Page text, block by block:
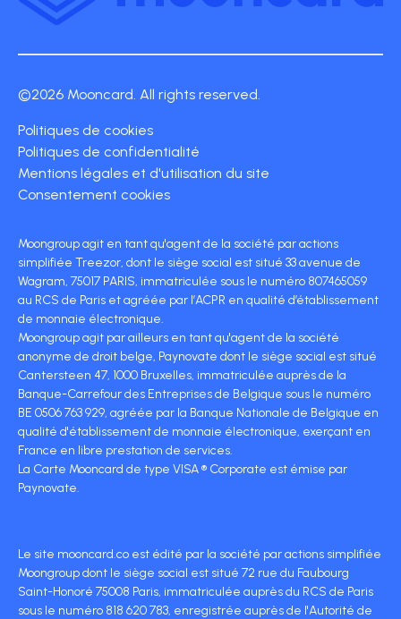
©2026 Mooncard. All rights reserved.
Politiques de cookies
Politiques de confidentialité
Mentions légales et d'utilisation du site
Consentement cookies
Moongroup agit en tant qu'agent de la société par actions
simplifiée Treezor, dont le siège social est situé 33 avenue de
Wagram, 75017 PARIS, immatriculée sous le numéro 807465059
au RCS de Paris et agréée par l’ACPR en qualité d’établissement
de monnaie électronique.
Moongroup agit par ailleurs en tant qu'agent de la société
anonyme de droit belge, Paynovate dont le siège social est situé
Cantersteen 47, 1000 Bruxelles, immatriculée auprès de la
Banque-Carrefour des Entreprises de Belgique sous le numéro
BE 0506 763 929, agréée par la Banque Nationale de Belgique en
qualité d'établissement de monnaie électronique, exerçant en
France en libre prestation de services.
La Carte Mooncard de type VISA ® Corporate est émise par
Paynovate.
Le site mooncard.co est édité par la société par actions simplifiée
Moongroup dont le siège social est situé 72 rue du Faubourg
Saint-Honoré 75008 Paris, immatriculée auprès du RCS de Paris
sous le numéro 818 620 783, enregistrée auprès de l'Autorité de